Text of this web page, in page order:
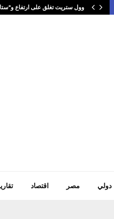
وول ستريت تغلق على ارتفاع
دولي مصر اقتصاد